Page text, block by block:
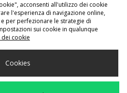
Il Tuo Paese
acconsenti all'utilizzo dei cookie
l'esperienza di navigazione online,
per perfezionare le strategie di
sui cookie in qualunque
dei cookie
Cookies